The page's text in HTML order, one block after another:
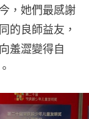
，她們最感謝
的良師益友，
羞澀變得自